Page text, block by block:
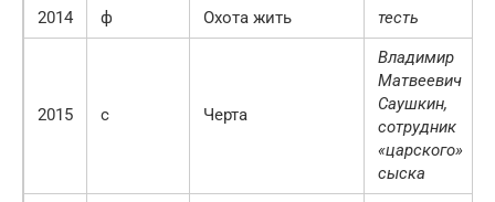
2014 ф Охота жить тесть
2015 с Черта
Владимир
Матвеевич
Саушкин,
сотрудник
«царского»
сыска